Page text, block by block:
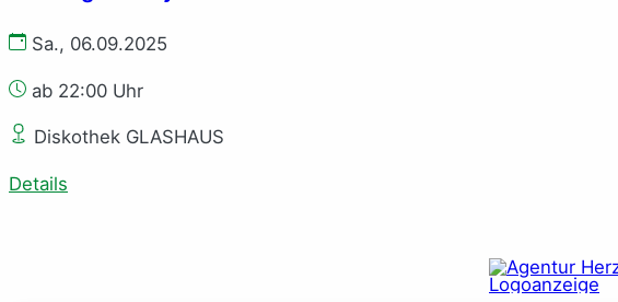
Sa., 06.09.2025
ab 22:00 Uhr
Diskothek GLASHAUS
Details